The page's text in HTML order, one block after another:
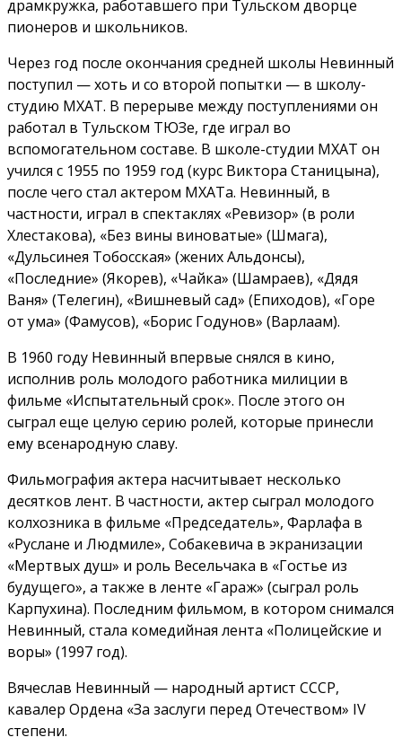
драмкружка, работавшего при Тульском дворце
пионеров и школьников.
Через год после окончания средней школы Невинный
поступил — хоть и со второй попытки — в школу-
студию МХАТ. В перерыве между поступлениями он
работал в Тульском ТЮЗе, где играл во
вспомогательном составе. В школе-студии МХАТ он
учился с 1955 по 1959 год (курс Виктора Станицына),
после чего стал актером МХАТа. Невинный, в
частности, играл в спектаклях «Ревизор» (в роли
Хлестакова), «Без вины виноватые» (Шмага),
«Дульсинея Тобосская» (жених Альдонсы),
«Последние» (Якорев), «Чайка» (Шамраев), «Дядя
Ваня» (Телегин), «Вишневый сад» (Епиходов), «Горе
от ума» (Фамусов), «Борис Годунов» (Варлаам).
В 1960 году Невинный впервые снялся в кино,
исполнив роль молодого работника милиции в
фильме «Испытательный срок». После этого он
сыграл еще целую серию ролей, которые принесли
ему всенародную славу.
Фильмография актера насчитывает несколько
десятков лент. В частности, актер сыграл молодого
колхозника в фильме «Председатель», Фарлафа в
«Руслане и Людмиле», Собакевича в экранизации
«Мертвых душ» и роль Весельчака в «Гостье из
будущего», а также в ленте «Гараж» (сыграл роль
Карпухина). Последним фильмом, в котором снимался
Невинный, стала комедийная лента «Полицейские и
воры» (1997 год).
Вячеслав Невинный — народный артист СССР,
кавалер Ордена «За заслуги перед Отечеством» IV
степени.